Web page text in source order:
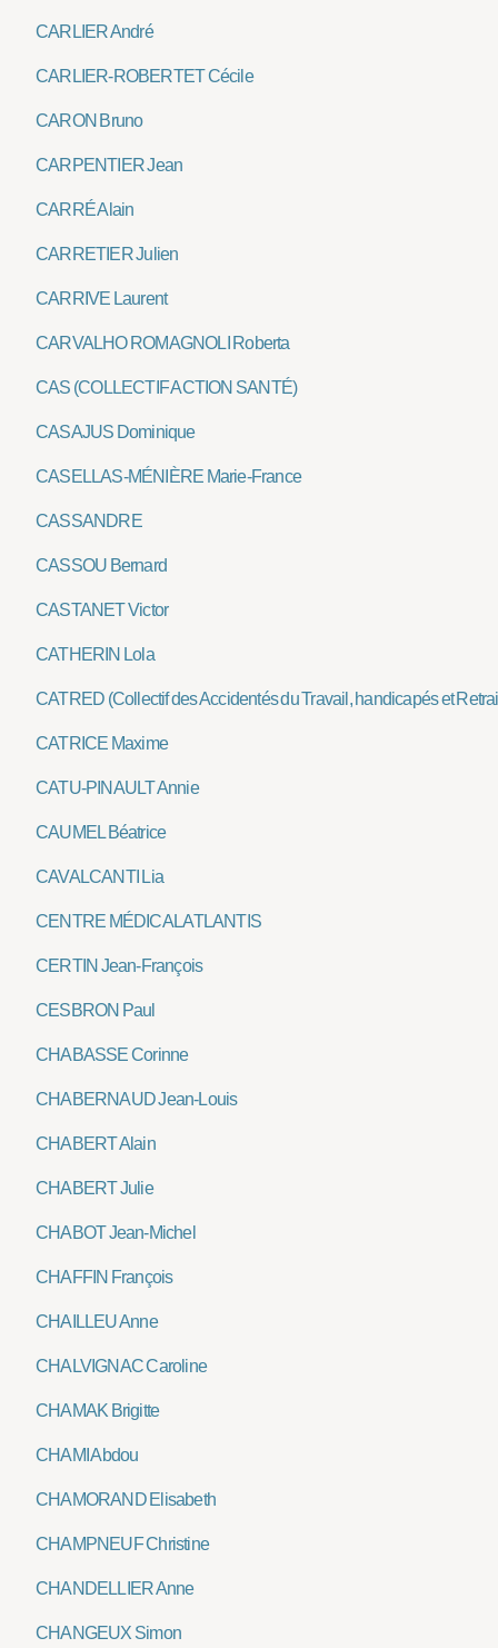
CARLIER André
CARLIER-ROBERTET Cécile
CARON Bruno
CARPENTIER Jean
CARRÉ Alain
CARRETIER Julien
CARRIVE Laurent
CARVALHO ROMAGNOLI Roberta
CAS (COLLECTIF ACTION SANTÉ)
CASAJUS Dominique
CASELLAS-MÉNIÈRE Marie-France
CASSANDRE
CASSOU Bernard
CASTANET Victor
CATHERIN Lola
CATRED (Collectif des Accidentés du Travail, handicapés et
CATRICE Maxime
CATU-PINAULT Annie
CAUMEL Béatrice
CAVALCANTI Lia
CENTRE MÉDICAL ATLANTIS
CERTIN Jean-François
CESBRON Paul
CHABASSE Corinne
CHABERNAUD Jean-Louis
CHABERT Alain
CHABERT Julie
CHABOT Jean-Michel
CHAFFIN François
CHAILLEU Anne
CHALVIGNAC Caroline
CHAMAK Brigitte
CHAMI Abdou
CHAMORAND Elisabeth
CHAMPNEUF Christine
CHANDELLIER Anne
CHANGEUX Simon